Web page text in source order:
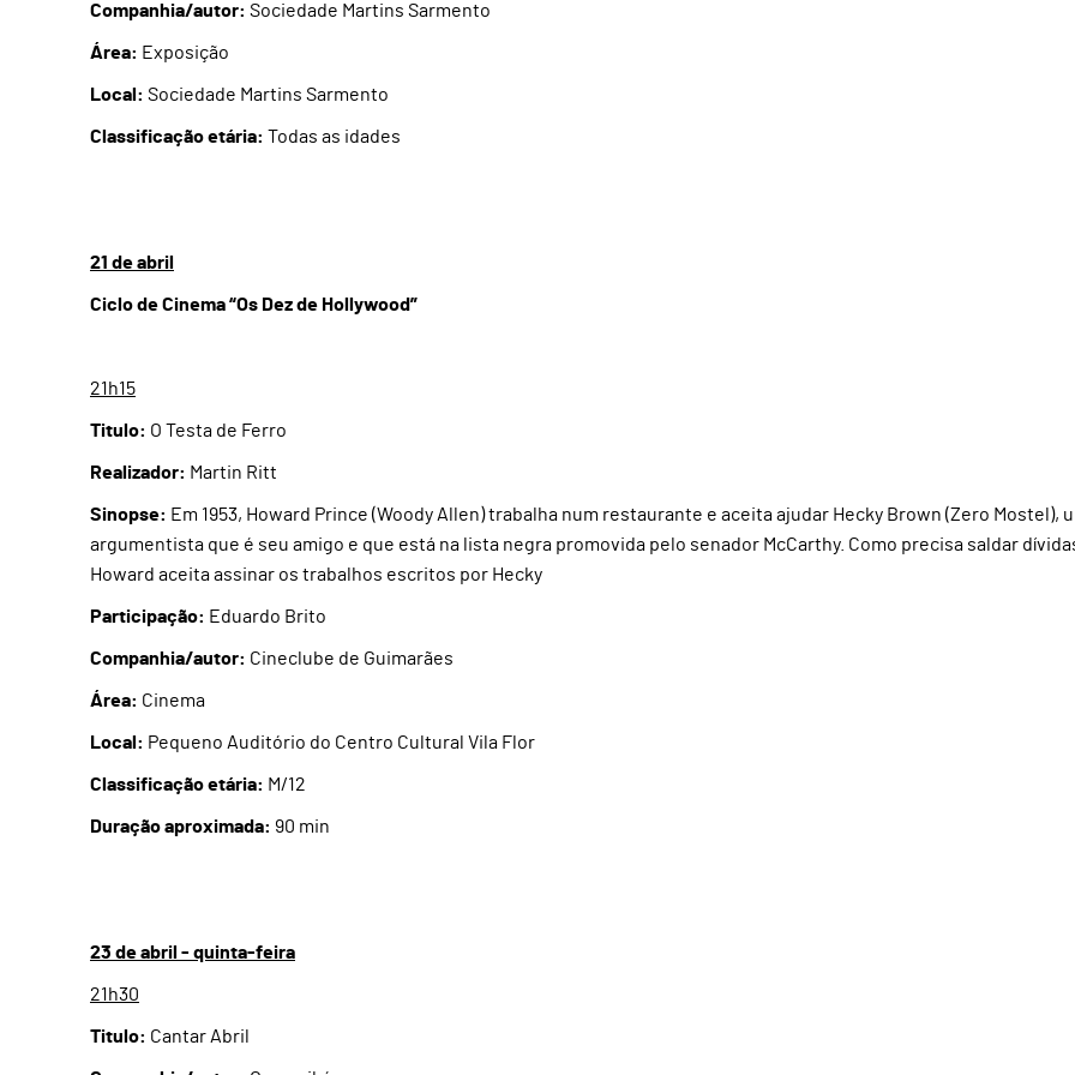
Companhia/autor: Sociedade Martins Sarmento
Área: Exposição
Local: Sociedade Martins Sarmento
Classificação etária: Todas as idades
21 de abril
Ciclo de Cinema “Os Dez de Hollywood”
21h15
Titulo: O Testa de Ferro
Realizador: Martin Ritt
Sinopse: Em 1953, Howard Prince (Woody Allen) trabalha num restaurante e aceita ajudar Hecky Brown (Zero Mostel),
argumentista que é seu amigo e que está na lista negra promovida pelo senador McCarthy. Como precisa saldar
Howard aceita assinar os trabalhos escritos por Hecky
Participação: Eduardo Brito
Companhia/autor: Cineclube de Guimarães
Área: Cinema
Local: Pequeno Auditório do Centro Cultural Vila Flor
Classificação etária: M/12
Duração aproximada: 90 min
23 de abril - quinta-feira
21h30
Titulo: Cantar Abril